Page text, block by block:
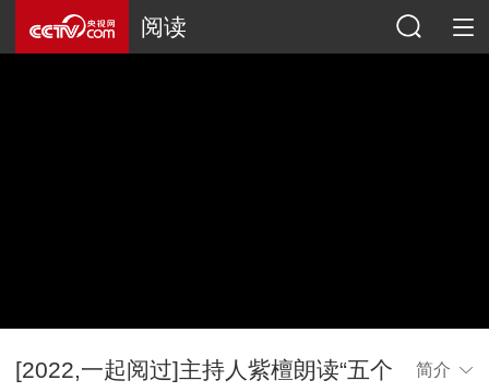
阅读
[2022,一起阅过]主持人紫檀朗读“五个
简介